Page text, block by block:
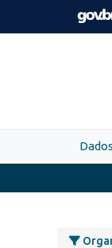
Skip to main content
Dados